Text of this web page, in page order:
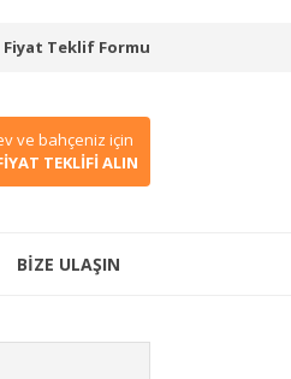
Fiyat Teklif Formu
ve bahçeniz için
TEKLİFİ ALIN
BİZE ULAŞIN